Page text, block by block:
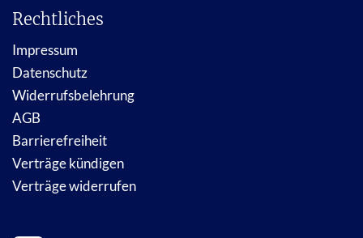
Rechtliches
Impressum
Datenschutz
Widerrufsbelehrung
AGB
Barrierefreiheit
Verträge kündigen
Verträge widerrufen